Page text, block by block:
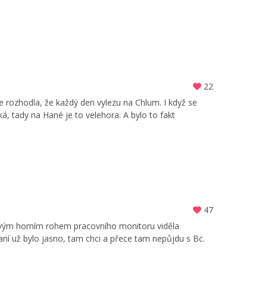
22
že každý den vylezu na Chlum. I když se
tady na Hané je to velehora. A bylo to fakt
47
horním rohem pracovního monitoru viděla
už bylo jasno, tam chci a přece tam nepůjdu s Bc.